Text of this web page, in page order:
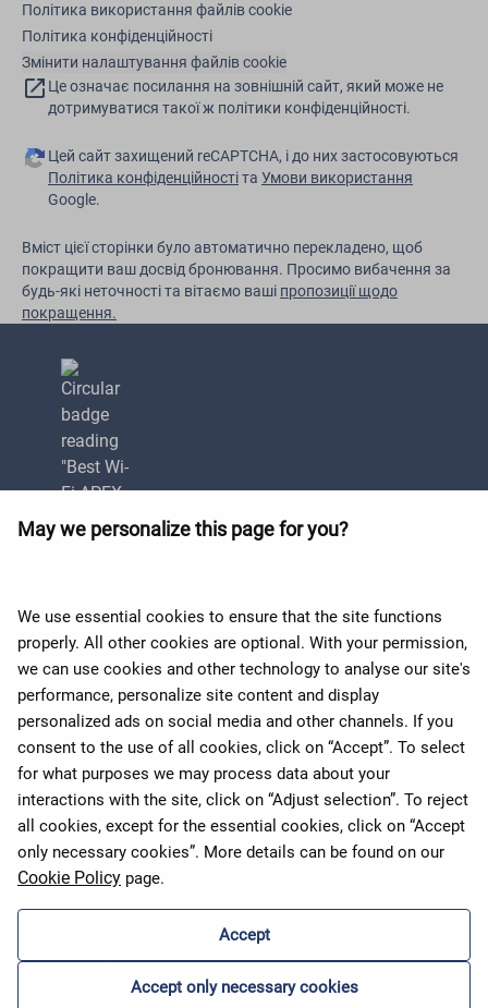
May we personalize this page for you?
We use essential cookies to ensure that the site functions
properly. All other cookies are optional. With your permission,
we can use cookies and other technology to analyse our site's
performance, personalize site content and display
personalized ads on social media and other channels. If you
consent to the use of all cookies, click on “Accept”. To select
for what purposes we may process data about your
interactions with the site, click on “Adjust selection”. To reject
all cookies, except for the essential cookies, click on “Accept
only necessary cookies”. More details can be found on our
Cookie Policy page.
Accept
Accept only necessary cookies
Політика використання файлів cookie
Політика конфіденційності
Змінити налаштування файлів cookie
Це означає посилання на зовнішній сайт, який може не
дотримуватися такої ж політики конфіденційності.
Цей сайт захищений reCAPTCHA, і до них застосовуються
Політика конфіденційностіта Умови використання
Google.
Вміст цієї сторінки було автоматично перекладено, щоб
покращити ваш досвід бронювання. Просимо вибачення за
будь-які неточності та вітаємо ваші пропозиції щодо
покращення.
APEX 2026 Five Star Major
Премія Flyers' Choice 2025